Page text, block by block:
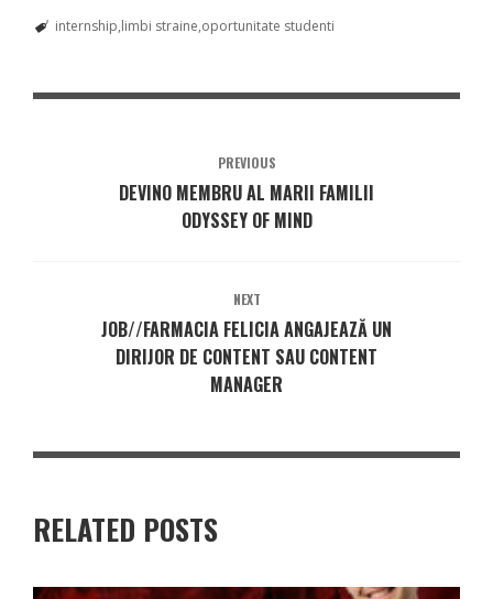
internship limbi straine oportunitate studenti
PREVIOUS
DEVINO MEMBRU AL MARII FAMILII
ODYSSEY OF MIND
NEXT
JOB//FARMACIA FELICIA ANGAJEAZĂ UN
DIRIJOR DE CONTENT SAU CONTENT
MANAGER
RELATED POSTS